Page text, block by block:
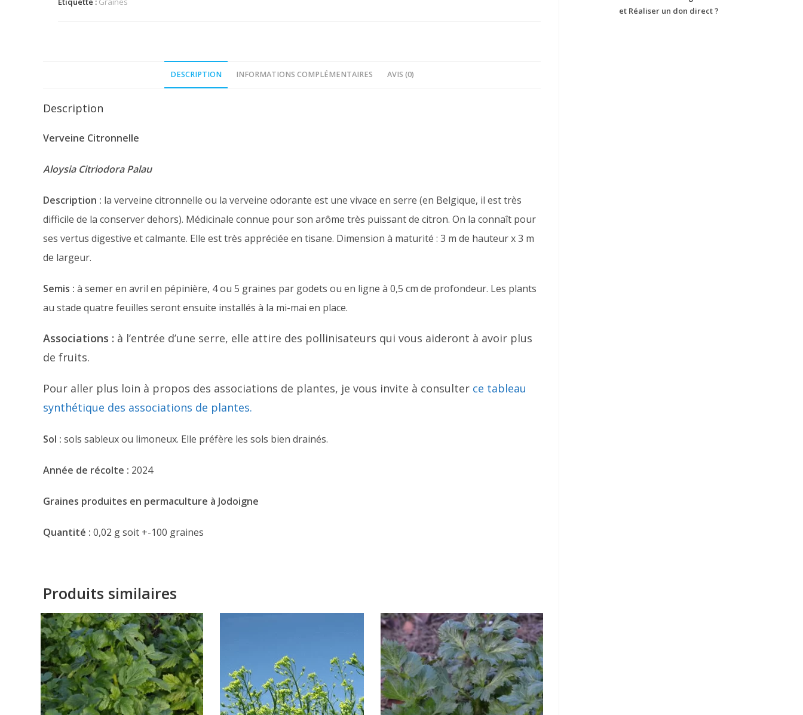
DESCRIPTION INFORMATIONS COMPLÉMENTAIRES AVIS (0)
Description
Verveine Citronnelle
Aloysia Citriodora Palau
Description : la verveine citronnelle ou la verveine odorante est une vivace en serre (en Belgique, il est très
difficile de la conserver dehors). Médicinale connue pour son arôme très puissant de citron. On la connaît pour
ses vertus digestive et calmante. Elle est très appréciée en tisane. Dimension à maturité : 3 m de hauteur x 3 m
de largeur.
Semis : à semer en avril en pépinière, 4 ou 5 graines par godets ou en ligne à 0,5 cm de profondeur. Les plants
au stade quatre feuilles seront ensuite installés à la mi-mai en place.
Associations : à l’entrée d’une serre, elle attire des pollinisateurs qui vous aideront à avoir plus
de fruits.
Pour aller plus loin à propos des associations de plantes, je vous invite à consulter ce tableau
synthétique des associations de plantes.
Sol : sols sableux ou limoneux. Elle préfère les sols bien drainés.
Année de récolte : 2024
Graines produites en permaculture à Jodoigne
Quantité : 0,02 g soit +-100 graines
Produits similaires
et Réaliser un don direct ?